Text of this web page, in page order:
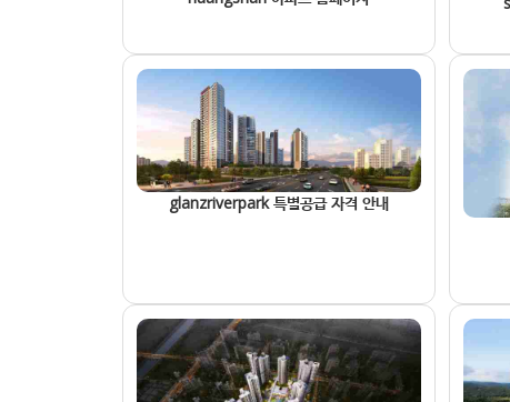
glanzriverpark 특별공급 자격 안내